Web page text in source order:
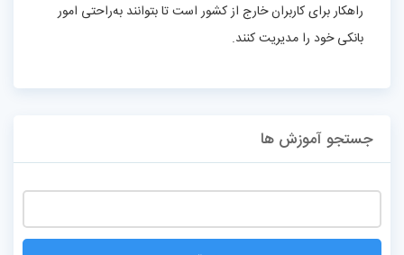
راهکار برای کاربران خارج از کشور است تا بتوانند به‌راحتی امور
بانکی خود را مدیریت کنند.
جستجو آموزش ها